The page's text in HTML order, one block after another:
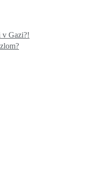
v Gazi?!